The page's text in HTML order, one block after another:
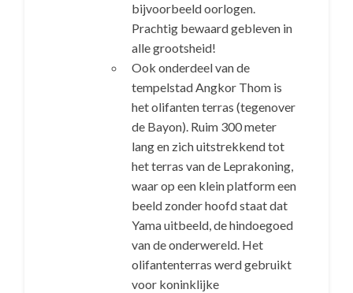
bijvoorbeeld oorlogen.
Prachtig bewaard gebleven in
alle grootsheid!
Ook onderdeel van de
tempelstad Angkor Thom is
het olifanten terras (tegenover
de Bayon). Ruim 300 meter
lang en zich uitstrekkend tot
het terras van de Leprakoning,
waar op een klein platform een
beeld zonder hoofd staat dat
Yama uitbeeld, de hindoegoed
van de onderwereld. Het
olifantenterras werd gebruikt
voor koninklijke